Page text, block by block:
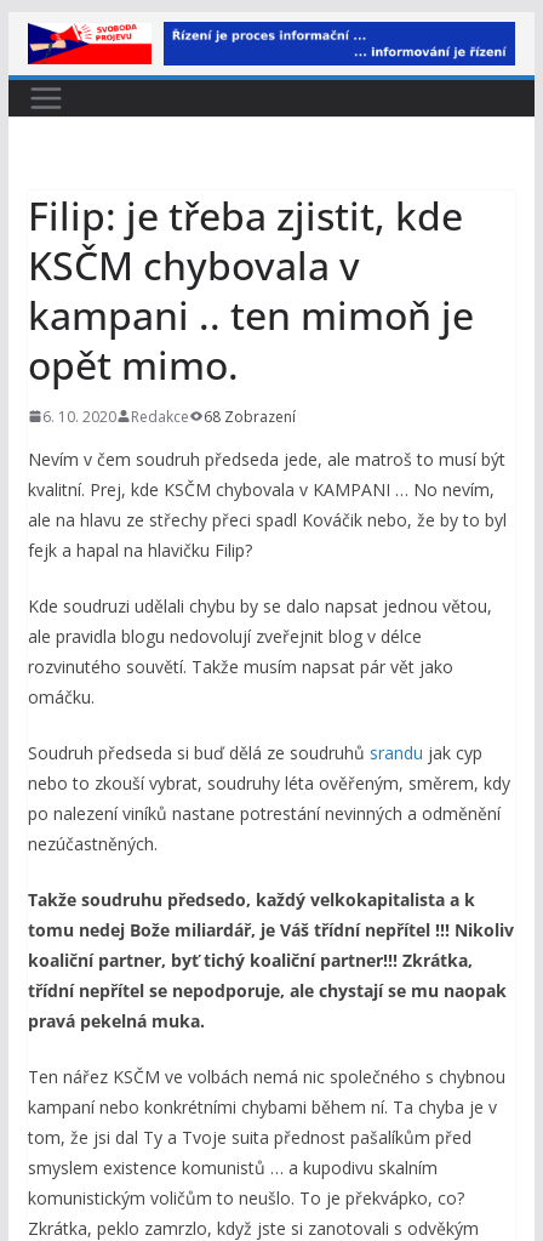
Přeskočit
na
obsah
Filip: je třeba zjistit, kde
KSČM chybovala v
kampani .. ten mimoň je
opět mimo.
6. 10. 2020 Redakce 68 Zobrazení
Nevím v čem soudruh předseda jede, ale matroš to musí být
kvalitní. Prej, kde KSČM chybovala v KAMPANI … No nevím,
ale na hlavu ze střechy přeci spadl Kováčik nebo, že by to byl
fejk a hapal na hlavičku Filip?
Kde soudruzi udělali chybu by se dalo napsat jednou větou,
ale pravidla blogu nedovolují zveřejnit blog v délce
rozvinutého souvětí. Takže musím napsat pár vět jako
omáčku.
Soudruh předseda si buď dělá ze soudruhů srandu jak cyp
nebo to zkouší vybrat, soudruhy léta ověřeným, směrem, kdy
po nalezení viníků nastane potrestání nevinných a odměnění
nezúčastněných.
Takže soudruhu předsedo, každý velkokapitalista a k
tomu nedej Bože miliardář, je Váš třídní nepřítel !!! Nikoliv
koaliční partner, byť tichýkoaliční partner!!!Zkrátka,
třídní nepřítel se nepodporuje, ale chystají se mu naopak
pravá pekelná muka.
Ten nářez KSČM ve volbách nemá nic společného s chybnou
kampaní nebo konkrétními chybami během ní. Ta chyba je v
tom, že jsi dal Ty a Tvoje suita přednost pašalíkům před
smyslem existence komunistů … a kupodivu skalním
komunistickým voličům to neušlo. To je překvápko, co?
Zkrátka, peklo zamrzlo, když jste si zanotovali s odvěkým